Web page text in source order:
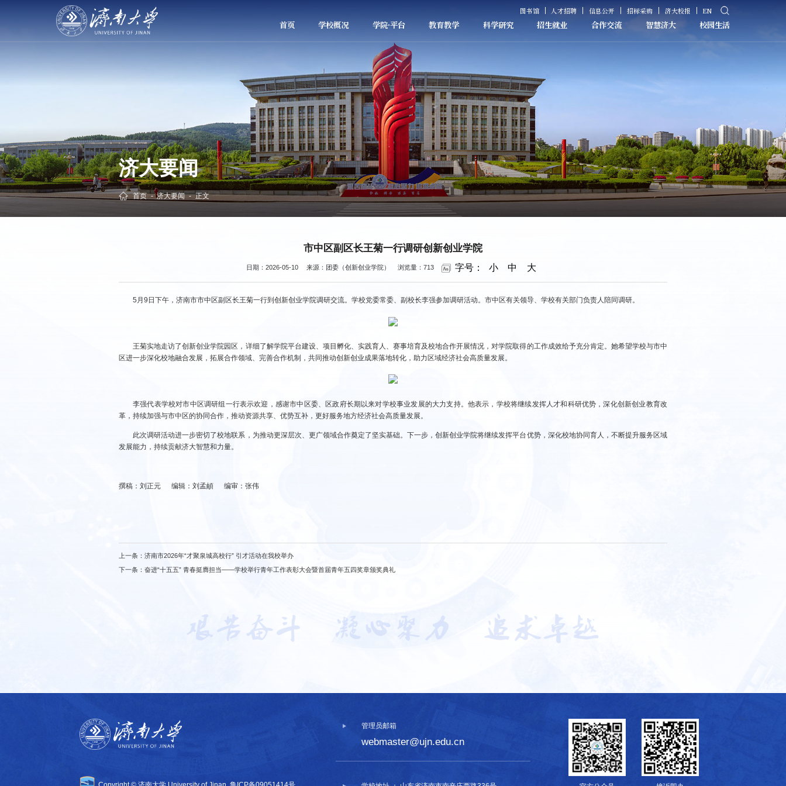
图书馆 人才招聘 信息公开 招标采购 济大校报 EN
首页 学校概况 学院·平台 教育教学 科学研究 招生就业 合作交流 智慧济大 校园生活
济大要闻
首页 - 济大要闻 - 正文
市中区副区长王菊一行调研创新创业学院
日期：2026-05-10 来源：团委（创新创业学院） 浏览量：713 字号： 小 中 大
5月9日下午，济南市市中区副区长王菊一行到创新创业学院调研交流。学校党委常委、副校长李强参加调研活动。市中区有关领导、学校有关部门负责人陪同调研。
王菊实地走访了创新创业学院园区，详细了解学院平台建设、项目孵化、实践育人、赛事培育及校地合作开展情况，对学院取得的工作成效给予充分肯定。她希望学校与市中
区进一步深化校地融合发展，拓展合作领域、完善合作机制，共同推动创新创业成果落地转化，助力区域经济社会高质量发展。
李强代表学校对市中区调研组一行表示欢迎，感谢市中区委、区政府长期以来对学校事业发展的大力支持。他表示，学校将继续发挥人才和科研优势，深化创新创业教育改
革，持续加强与市中区的协同合作，推动资源共享、优势互补，更好服务地方经济社会高质量发展。
此次调研活动进一步密切了校地联系，为推动更深层次、更广领域合作奠定了坚实基础。下一步，创新创业学院将继续发挥平台优势，深化校地协同育人，不断提升服务区域
发展能力，持续贡献济大智慧和力量。
撰稿：刘正元 编辑：刘孟頔 编审：张伟
上一条： 济南市2026年“才聚泉城高校行” 引才活动在我校举办
下一条： 奋进“十五五” 青春挺膺担当——学校举行青年工作表彰大会暨首届青年五四奖章颁奖典礼
管理员邮箱
webmaster@ujn.edu.cn